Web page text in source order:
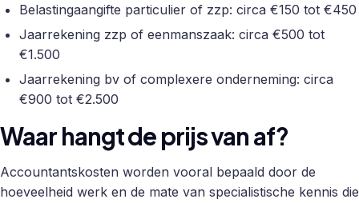
Belastingaangifte particulier of zzp: circa €150 tot €450
Jaarrekening zzp of eenmanszaak: circa €500 tot
€1.500
Jaarrekening bv of complexere onderneming: circa
€900 tot €2.500
Waar hangt de prijs van af?
Accountantskosten worden vooral bepaald door de
hoeveelheid werk en de mate van specialistische kennis die